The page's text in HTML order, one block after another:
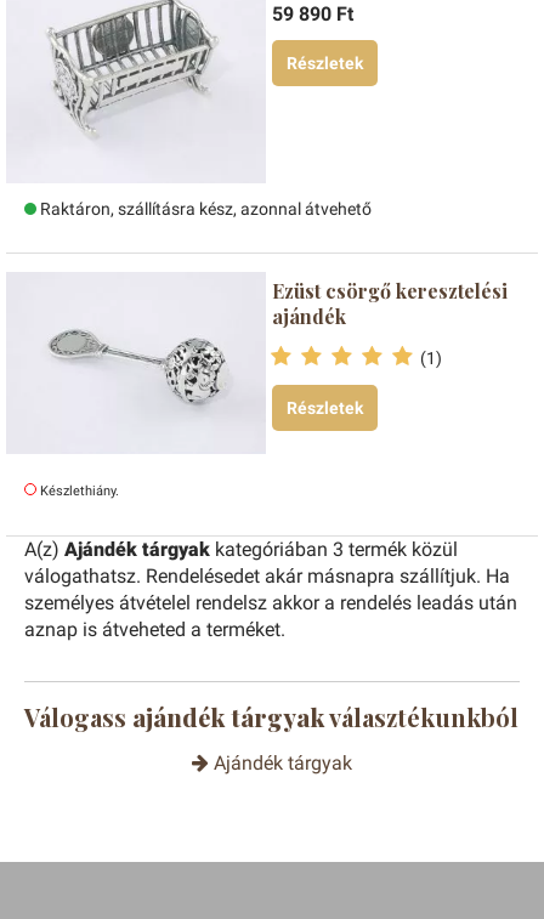
59 890 Ft
Részletek
Raktáron, szállításra kész, azonnal átvehető
Ezüst csörgő keresztelési
ajándék
(1)
Részletek
Készlethiány.
A(z) Ajándék tárgyak kategóriában 3 termék közül
válogathatsz. Rendelésedet akár másnapra szállítjuk. Ha
személyes átvételel rendelsz akkor a rendelés leadás után
aznap is átveheted a terméket.
Válogass ajándék tárgyakválasztékunkból
Ajándék tárgyak